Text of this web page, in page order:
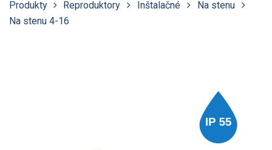
Produkty Reproduktory Inštalačné
Na stenu
Na stenu 4-16